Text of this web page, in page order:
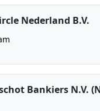
Nederland B.V.
Bankiers N.V.